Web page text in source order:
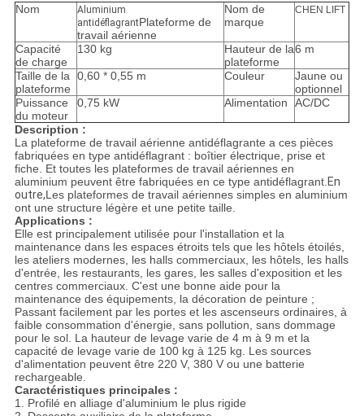
Nom
Aluminium
antidéflagrantPlateforme de
travail aérienne
Nom de
marque
CHEN LIFT
Capacité
de charge
130 kg
Hauteur de la
plateforme
6 m
Taille de la
plateforme
0,60 * 0,55 m Couleur
Jaune ou
optionnel
Puissance
du moteur
0,75 kW Alimentation AC/DC
Description :
La plateforme de travail aérienne antidéflagrante a ces pièces
fabriquées en type antidéflagrant : boîtier électrique, prise et
fiche. Et toutes les plateformes de travail aériennes en
aluminium peuvent être fabriquées en ce type antidéflagrant.En
outre,Les plateformes de travail aériennes simples en aluminium
ont une structure légère et une petite taille.
Applications :
Elle est principalement utilisée pour l'installation et la
maintenance dans les espaces étroits tels que les hôtels étoilés,
les ateliers modernes, les halls commerciaux, les hôtels, les halls
d'entrée, les restaurants, les gares, les salles d'exposition et les
centres commerciaux. C'est une bonne aide pour la
maintenance des équipements, la décoration de peinture ;
Passant facilement par les portes et les ascenseurs ordinaires, à
faible consommation d'énergie, sans pollution, sans dommage
pour le sol. La hauteur de levage varie de 4 m à 9 m et la
capacité de levage varie de 100 kg à 125 kg. Les sources
d'alimentation peuvent être 220 V, 380 V ou une batterie
rechargeable.
Caractéristiques principales :
1. Profilé en alliage d'aluminium le plus rigide